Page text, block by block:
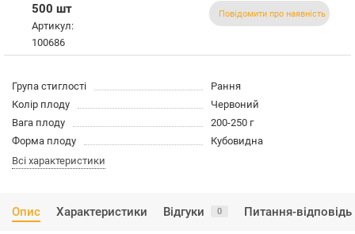
500 шт
Артикул:
100686
Повідомити про наявність
Група стиглості
Рання
Колір плоду
Червоний
Вага плоду
200-250 г
Форма плоду
Кубовидна
Всі характеристики
Опис Характеристики Відгуки 0 Питання-відповідь